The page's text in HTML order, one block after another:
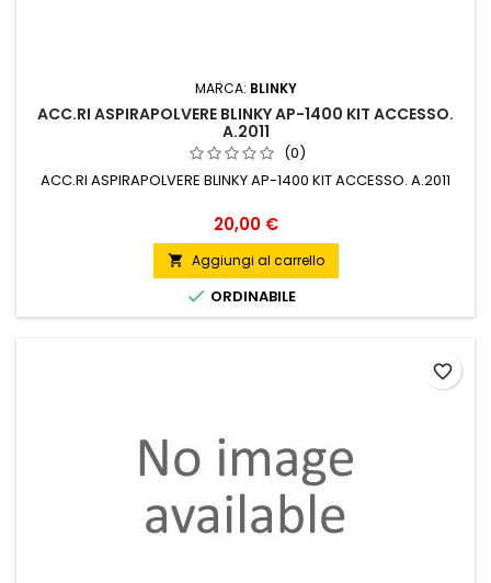
MARCA: BLINKY
ACC.RI ASPIRAPOLVERE BLINKY AP-1400 KIT ACCESSO.
A.2011
(0)
ACC.RI ASPIRAPOLVERE BLINKY AP-1400 KIT ACCESSO. A.2011
Prezzo
20,00 €
 Aggiungi al carrello
 ORDINABILE
favorite_border